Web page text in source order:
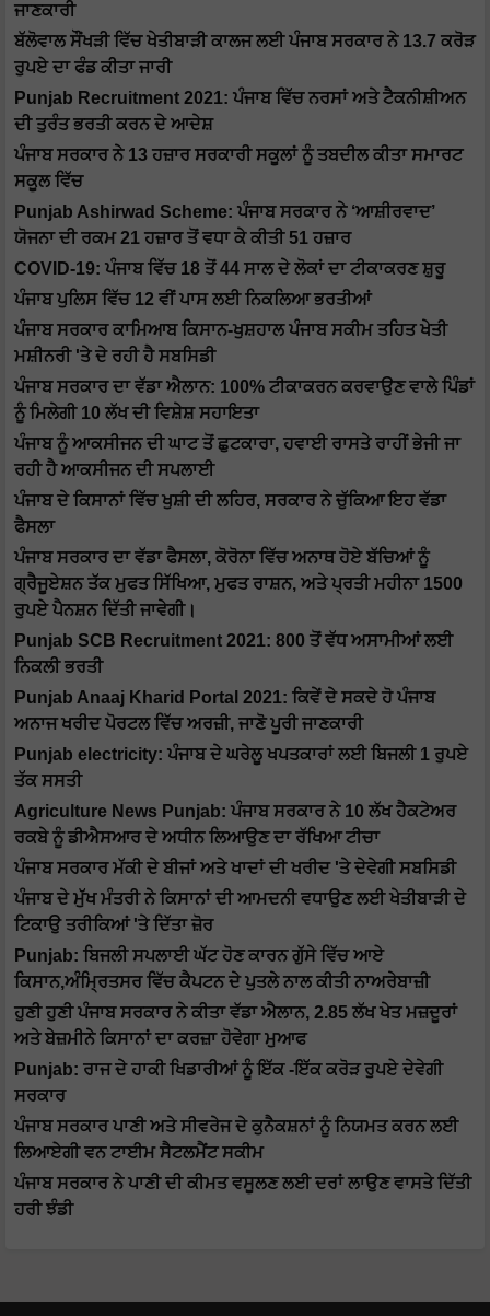
ਜਾਣਕਾਰੀ
ਬੱਲੋਵਾਲ ਸੌਂਖੜੀ ਵਿੱਚ ਖੇਤੀਬਾੜੀ ਕਾਲਜ ਲਈ ਪੰਜਾਬ ਸਰਕਾਰ ਨੇ 13.7 ਕਰੋੜ
ਰੁਪਏ ਦਾ ਫੰਡ ਕੀਤਾ ਜਾਰੀ
Punjab Recruitment 2021: ਪੰਜਾਬ ਵਿੱਚ ਨਰਸਾਂ ਅਤੇ ਟੈਕਨੀਸ਼ੀਅਨ
ਦੀ ਤੁਰੰਤ ਭਰਤੀ ਕਰਨ ਦੇ ਆਦੇਸ਼
ਪੰਜਾਬ ਸਰਕਾਰ ਨੇ 13 ਹਜ਼ਾਰ ਸਰਕਾਰੀ ਸਕੂਲਾਂ ਨੂੰ ਤਬਦੀਲ ਕੀਤਾ ਸਮਾਰਟ
ਸਕੂਲ ਵਿੱਚ
Punjab Ashirwad Scheme: ਪੰਜਾਬ ਸਰਕਾਰ ਨੇ ‘ਆਸ਼ੀਰਵਾਦ’
ਯੋਜਨਾ ਦੀ ਰਕਮ 21 ਹਜ਼ਾਰ ਤੋਂ ਵਧਾ ਕੇ ਕੀਤੀ 51 ਹਜ਼ਾਰ
COVID-19: ਪੰਜਾਬ ਵਿੱਚ 18 ਤੋਂ 44 ਸਾਲ ਦੇ ਲੋਕਾਂ ਦਾ ਟੀਕਾਕਰਣ ਸ਼ੁਰੂ
ਪੰਜਾਬ ਪੁਲਿਸ ਵਿੱਚ 12 ਵੀਂ ਪਾਸ ਲਈ ਨਿਕਲਿਆ ਭਰਤੀਆਂ
ਪੰਜਾਬ ਸਰਕਾਰ ਕਾਮਿਆਬ ਕਿਸਾਨ-ਖੁਸ਼ਹਾਲ ਪੰਜਾਬ ਸਕੀਮ ਤਹਿਤ ਖੇਤੀ
ਮਸ਼ੀਨਰੀ 'ਤੇ ਦੇ ਰਹੀ ਹੈ ਸਬਸਿਡੀ
ਪੰਜਾਬ ਸਰਕਾਰ ਦਾ ਵੱਡਾ ਐਲਾਨ: 100% ਟੀਕਾਕਰਨ ਕਰਵਾਉਣ ਵਾਲੇ ਪਿੰਡਾਂ
ਨੂੰ ਮਿਲੇਗੀ 10 ਲੱਖ ਦੀ ਵਿਸ਼ੇਸ਼ ਸਹਾਇਤਾ
ਪੰਜਾਬ ਨੂੰ ਆਕਸੀਜਨ ਦੀ ਘਾਟ ਤੋਂ ਛੁਟਕਾਰਾ, ਹਵਾਈ ਰਾਸਤੇ ਰਾਹੀਂ ਭੇਜੀ ਜਾ
ਰਹੀ ਹੈ ਆਕਸੀਜਨ ਦੀ ਸਪਲਾਈ
ਪੰਜਾਬ ਦੇ ਕਿਸਾਨਾਂ ਵਿੱਚ ਖੁਸ਼ੀ ਦੀ ਲਹਿਰ, ਸਰਕਾਰ ਨੇ ਚੁੱਕਿਆ ਇਹ ਵੱਡਾ
ਫੈਸਲਾ
ਪੰਜਾਬ ਸਰਕਾਰ ਦਾ ਵੱਡਾ ਫੈਸਲਾ, ਕੋਰੋਨਾ ਵਿੱਚ ਅਨਾਥ ਹੋਏ ਬੱਚਿਆਂ ਨੂੰ
ਗ੍ਰੈਜੂਏਸ਼ਨ ਤੱਕ ਮੁਫਤ ਸਿੱਖਿਆ, ਮੁਫਤ ਰਾਸ਼ਨ, ਅਤੇ ਪ੍ਰਤੀ ਮਹੀਨਾ 1500
ਰੁਪਏ ਪੈਨਸ਼ਨ ਦਿੱਤੀ ਜਾਵੇਗੀ।
Punjab SCB Recruitment 2021: 800 ਤੋਂ ਵੱਧ ਅਸਾਮੀਆਂ ਲਈ
ਨਿਕਲੀ ਭਰਤੀ
Punjab Anaaj Kharid Portal 2021: ਕਿਵੇਂ ਦੇ ਸਕਦੇ ਹੋ ਪੰਜਾਬ
ਅਨਾਜ ਖਰੀਦ ਪੋਰਟਲ ਵਿੱਚ ਅਰਜ਼ੀ, ਜਾਣੋ ਪੂਰੀ ਜਾਣਕਾਰੀ
Punjab electricity: ਪੰਜਾਬ ਦੇ ਘਰੇਲੂ ਖਪਤਕਾਰਾਂ ਲਈ ਬਿਜਲੀ 1 ਰੁਪਏ
ਤੱਕ ਸਸਤੀ
Agriculture News Punjab: ਪੰਜਾਬ ਸਰਕਾਰ ਨੇ 10 ਲੱਖ ਹੈਕਟੇਅਰ
ਰਕਬੇ ਨੂੰ ਡੀਐਸਆਰ ਦੇ ਅਧੀਨ ਲਿਆਉਣ ਦਾ ਰੱਖਿਆ ਟੀਚਾ
ਪੰਜਾਬ ਸਰਕਾਰ ਮੱਕੀ ਦੇ ਬੀਜਾਂ ਅਤੇ ਖਾਦਾਂ ਦੀ ਖਰੀਦ 'ਤੇ ਦੇਵੇਗੀ ਸਬਸਿਡੀ
ਪੰਜਾਬ ਦੇ ਮੁੱਖ ਮੰਤਰੀ ਨੇ ਕਿਸਾਨਾਂ ਦੀ ਆਮਦਨੀ ਵਧਾਉਣ ਲਈ ਖੇਤੀਬਾੜੀ ਦੇ
ਟਿਕਾਉ ਤਰੀਕਿਆਂ 'ਤੇ ਦਿੱਤਾ ਜ਼ੋਰ
Punjab: ਬਿਜਲੀ ਸਪਲਾਈ ਘੱਟ ਹੋਣ ਕਾਰਨ ਗੁੱਸੇ ਵਿੱਚ ਆਏ
ਕਿਸਾਨ,ਅੰਮ੍ਰਿਤਸਰ ਵਿੱਚ ਕੈਪਟਨ ਦੇ ਪੁਤਲੇ ਨਾਲ ਕੀਤੀ ਨਾਅਰੇਬਾਜ਼ੀ
ਹੁਣੀ ਹੁਣੀ ਪੰਜਾਬ ਸਰਕਾਰ ਨੇ ਕੀਤਾ ਵੱਡਾ ਐਲਾਨ, 2.85 ਲੱਖ ਖੇਤ ਮਜ਼ਦੂਰਾਂ
ਅਤੇ ਬੇਜ਼ਮੀਨੇ ਕਿਸਾਨਾਂ ਦਾ ਕਰਜ਼ਾ ਹੋਵੇਗਾ ਮੁਆਫ
Punjab: ਰਾਜ ਦੇ ਹਾਕੀ ਖਿਡਾਰੀਆਂ ਨੂੰ ਇੱਕ -ਇੱਕ ਕਰੋੜ ਰੁਪਏ ਦੇਵੇਗੀ
ਸਰਕਾਰ
ਪੰਜਾਬ ਸਰਕਾਰ ਪਾਣੀ ਅਤੇ ਸੀਵਰੇਜ ਦੇ ਕੁਨੈਕਸ਼ਨਾਂ ਨੂੰ ਨਿਯਮਤ ਕਰਨ ਲਈ
ਲਿਆਏਗੀ ਵਨ ਟਾਈਮ ਸੈਟਲਮੈਂਟ ਸਕੀਮ
ਪੰਜਾਬ ਸਰਕਾਰ ਨੇ ਪਾਣੀ ਦੀ ਕੀਮਤ ਵਸੂਲਣ ਲਈ ਦਰਾਂ ਲਾਉਣ ਵਾਸਤੇ ਦਿੱਤੀ
ਹਰੀ ਝੰਡੀ